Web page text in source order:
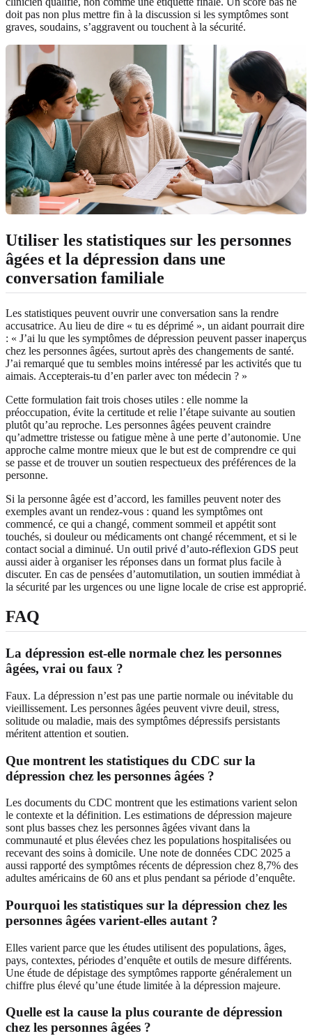
doit pas non plus mettre fin à la discussion si les symptômes sont
graves, soudains, s’aggravent ou touchent à la sécurité.
Utiliser les statistiques sur les personnes
âgées et la dépression dans une
conversation familiale
Les statistiques peuvent ouvrir une conversation sans la rendre
accusatrice. Au lieu de dire « tu es déprimé », un aidant pourrait dire
: « J’ai lu que les symptômes de dépression peuvent passer inaperçus
chez les personnes âgées, surtout après des changements de santé.
J’ai remarqué que tu sembles moins intéressé par les activités que tu
aimais. Accepterais-tu d’en parler avec ton médecin ? »
Cette formulation fait trois choses utiles : elle nomme la
préoccupation, évite la certitude et relie l’étape suivante au soutien
plutôt qu’au reproche. Les personnes âgées peuvent craindre
qu’admettre tristesse ou fatigue mène à une perte d’autonomie. Une
approche calme montre mieux que le but est de comprendre ce qui
se passe et de trouver un soutien respectueux des préférences de la
personne.
Si la personne âgée est d’accord, les familles peuvent noter des
exemples avant un rendez-vous : quand les symptômes ont
commencé, ce qui a changé, comment sommeil et appétit sont
touchés, si douleur ou médicaments ont changé récemment, et si le
contact social a diminué. Un outil privé d’auto-réflexion GDS peut
aussi aider à organiser les réponses dans un format plus facile à
discuter. En cas de pensées d’automutilation, un soutien immédiat à
la sécurité par les urgences ou une ligne locale de crise est approprié.
FAQ
La dépression est-elle normale chez les personnes
âgées, vrai ou faux ?
Faux. La dépression n’est pas une partie normale ou inévitable du
vieillissement. Les personnes âgées peuvent vivre deuil, stress,
solitude ou maladie, mais des symptômes dépressifs persistants
méritent attention et soutien.
Que montrent les statistiques du CDC sur la
dépression chez les personnes âgées ?
Les documents du CDC montrent que les estimations varient selon
le contexte et la définition. Les estimations de dépression majeure
sont plus basses chez les personnes âgées vivant dans la
communauté et plus élevées chez les populations hospitalisées ou
recevant des soins à domicile. Une note de données CDC 2025 a
aussi rapporté des symptômes récents de dépression chez 8,7% des
adultes américains de 60 ans et plus pendant sa période d’enquête.
Pourquoi les statistiques sur la dépression chez les
personnes âgées varient-elles autant ?
Elles varient parce que les études utilisent des populations, âges,
pays, contextes, périodes d’enquête et outils de mesure différents.
Une étude de dépistage des symptômes rapporte généralement un
chiffre plus élevé qu’une étude limitée à la dépression majeure.
Quelle est la cause la plus courante de dépression
chez les personnes âgées ?